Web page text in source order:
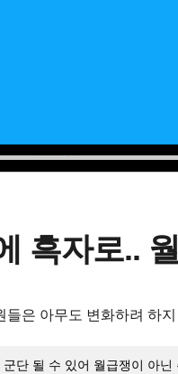
흑자로..
은 아무도 변화하려 하
군단 될 수 있어 월급쟁이 아